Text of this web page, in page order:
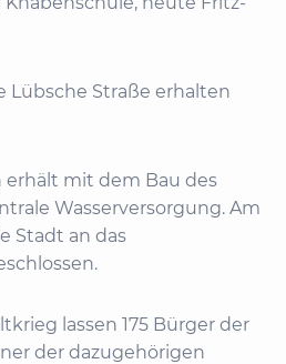
Lübsche Straße erhalten
erhält mit dem Bau des
Wasserversorgung. Am
Stadt an das
lassen 175 Bürger der
der dazugehörigen